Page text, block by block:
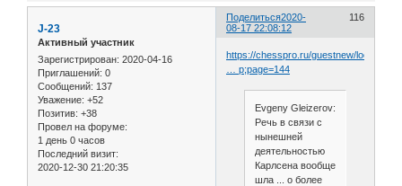
Поделиться 116
2020-
08-17 22:08:12
J-23
Активный участник
Зарегистрирован: 2020-04-16
Приглашений: 0
Сообщений: 137
Уважение: +52
Позитив: +38
Провел на форуме:
1 день 0 часов
Последний визит:
2020-12-30 21:20:35
https://chesspro.ru/guestnew/looknullme
… p;page=144
Evgeny Gleizerov:
Речь в связи с
нынешней
деятельностью
Карлсена вообще
шла ... о более